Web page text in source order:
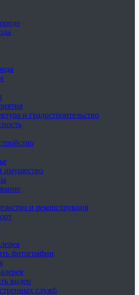
и градостроительство
имущество
и реконструкция
фотографии
видео
служб